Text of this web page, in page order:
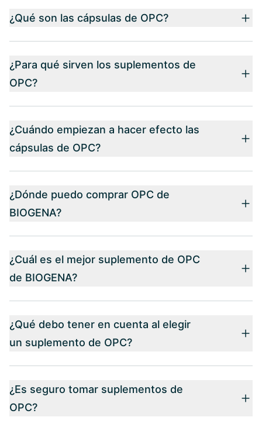
¿Qué son las cápsulas de OPC?
¿Para qué sirven los suplementos de
OPC?
¿Cuándo empiezan a hacer efecto las
cápsulas de OPC?
¿Dónde puedo comprar OPC de
BIOGENA?
¿Cuál es el mejor suplemento de OPC
de BIOGENA?
¿Qué debo tener en cuenta al elegir
un suplemento de OPC?
¿Es seguro tomar suplementos de
OPC?